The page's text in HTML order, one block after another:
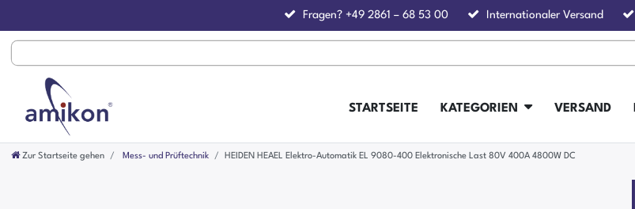
Fragen? +49 2861 – 68 53 00 Internationaler Versand
STARTSEITE KATEGORIEN VERSAND
Zur Startseite gehen Mess- und Prüftechnik HEIDEN HEAEL Elektro-Automatik EL 9080-400 Elektronische Last 80V 400A 4800W DC